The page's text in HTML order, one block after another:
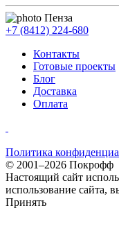
Пенза
+7 (8412) 224-680
Контакты
Готовые проекты
Блог
Доставка
Оплата
Политика
© 2001–2026 Покрофф
Настоящий сайт
использование сайта,
Принять